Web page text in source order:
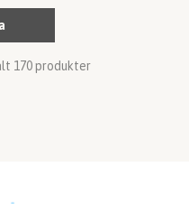
170 produkter